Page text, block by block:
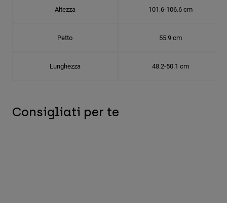
Altezza 101.6-106.6 cm
Petto 55.9 cm
Lunghezza 48.2-50.1 cm
Consigliati per te